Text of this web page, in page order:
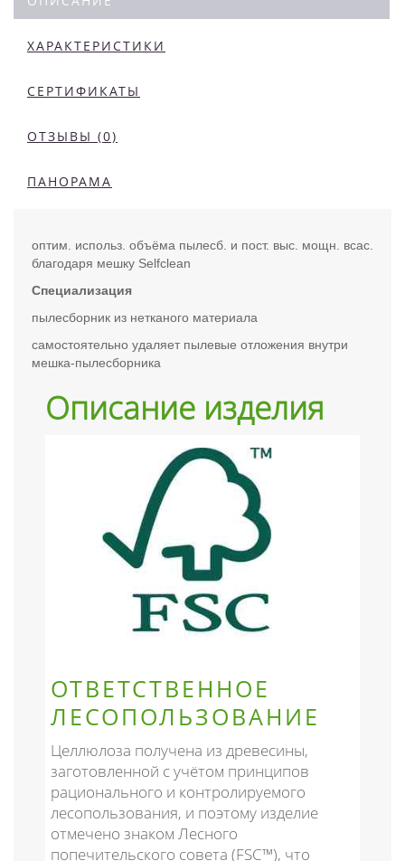
ХАРАКТЕРИСТИКИ
СЕРТИФИКАТЫ
ОТЗЫВЫ (0)
ПАНОРАМА
оптим. использ. объёма пылесб. и пост. выс. мощн. всас.
благодаря мешку Selfclean
Специализация
пылесборник из нетканого материала
самостоятельно удаляет пылевые отложения внутри
мешка-пылесборника
Описание изделия
ОТВЕТСТВЕННОЕ
ЛЕСОПОЛЬЗОВАНИЕ
Целлюлоза получена из древесины,
заготовленной с учётом принципов
рационального и контролируемого
лесопользования, и поэтому изделие
отмечено знаком Лесного
попечительского совета (FSC™), что